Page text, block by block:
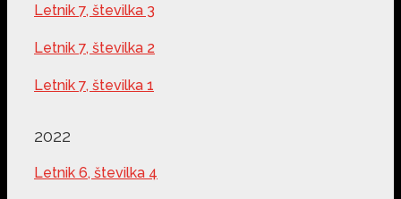
Letnik 7, številka 3
Letnik 7, številka 2
Letnik 7, številka 1
2022
Letnik 6, številka 4